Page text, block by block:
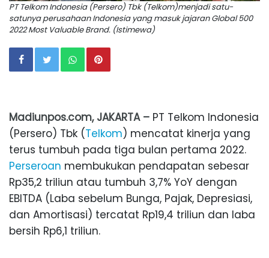
PT Telkom Indonesia (Persero) Tbk (Telkom)menjadi satu-
satunya perusahaan Indonesia yang masuk jajaran Global 500
2022 Most Valuable Brand. (Istimewa)
Madiunpos.com, JAKARTA – PT Telkom Indonesia
(Persero) Tbk (Telkom) mencatat kinerja yang
terus tumbuh pada tiga bulan pertama 2022.
Perseroan membukukan pendapatan sebesar
Rp35,2 triliun atau tumbuh 3,7% YoY dengan
EBITDA (Laba sebelum Bunga, Pajak, Depresiasi,
dan Amortisasi) tercatat Rp19,4 triliun dan laba
bersih Rp6,1 triliun.